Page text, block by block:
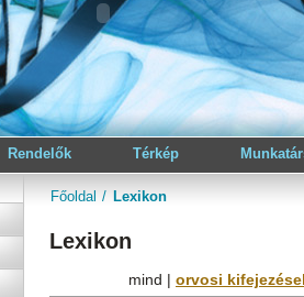
Rendelők Térkép
Főoldal Lexikon
Lexikon
mind | orvosi